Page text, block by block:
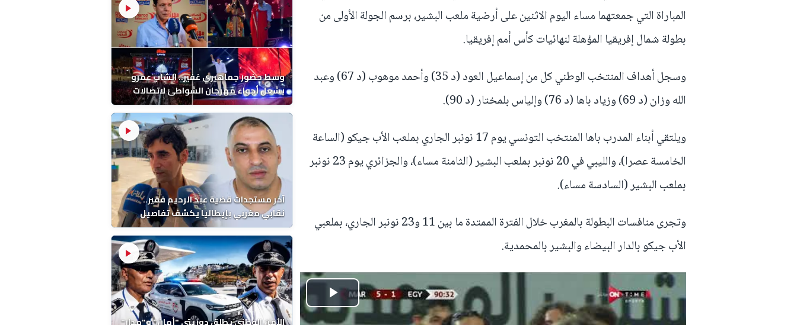
وسط حضور جماهيري غفير.. الشاب عمرو
يشعل أجواء مهرجان الشواطئ لاتصالات
المغرب بطنجة
آخر مستجدات قضية عبد الرحيم فقير..
نقابي مغربي بإيطاليا يكشف تفاصيل
الوفاة ونتائج التشريح
المباراة التي جمعتهما مساء اليوم الاثنين على أرضية ملعب البشير، برسم الجولة الأولى من
بطولة شمال إفريقيا المؤهلة لنهائيات كأس أمم إفريقيا.
وسجل أهداف المنتخب الوطني كل من إسماعيل العود (د 35) وأحمد موهوب (د 67) وعبد
الله وزان (د 69) وزياد باها (د 76) وإلياس بلمختار (د 90).
ويلتقي أبناء المدرب باها المنتخب التونسي يوم 17 نونبر الجاري بملعب الأب جيكو (الساعة
الخامسة عصرا)، والليبي في 20 نونبر بملعب البشير (الثامنة مساء)، والجزائري يوم 23 نونبر
بملعب البشير (السادسة مساء).
وتجرى منافسات البطولة بالمغرب خلال الفترة الممتدة ما بين 11 و23 نونبر الجاري، بملعبي
الأب جيكو بالدار البيضاء والبشير بالمحمدية.
Play